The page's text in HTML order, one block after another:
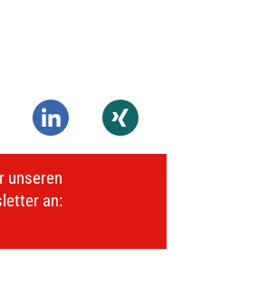
unseren
an: